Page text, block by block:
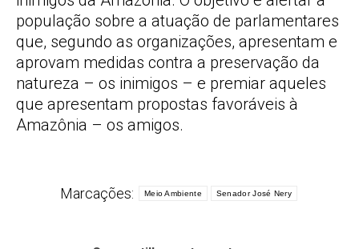
população sobre a atuação de parlamentares
que, segundo as organizações, apresentam e
aprovam medidas contra a preservação da
natureza – os inimigos – e premiar aqueles
que apresentam propostas favoráveis à
Amazônia – os amigos.
Marcações: Meio Ambiente Senador José Nery